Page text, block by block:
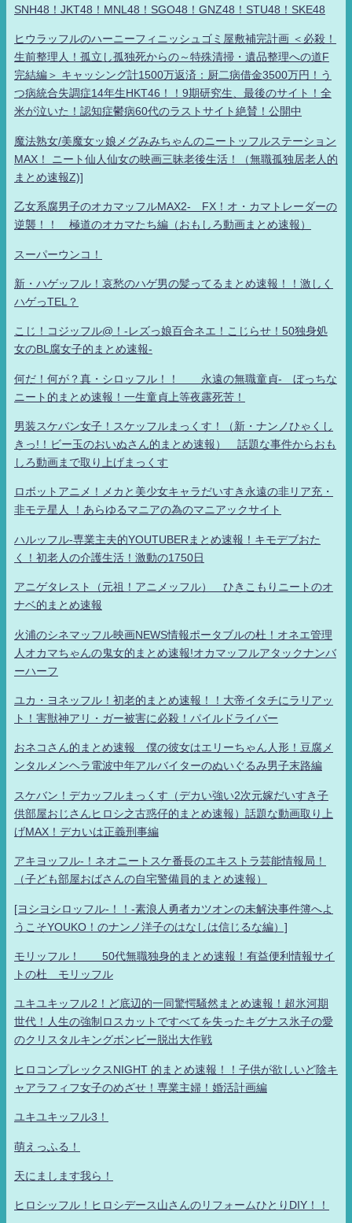
SNH48！JKT48！MNL48！SGO48！GNZ48！STU48！SKE48
ヒウラッフルのハーニーフィニッシュゴミ屋敷補完計画 ＜必殺！
生前整理人！孤立し孤独死からの～特殊清掃・遺品整理への道F
完結編＞ キャッシング計1500万返済：厨二病借金3500万円！う
つ病統合失調症14年生HKT46！！9期研究生、最後のサイト！全
米が泣いた！認知症鬱病60代のラストサイト絶賛！公開中
魔法熟女/美魔女ッ娘メグみみちゃんのニートッフルステーション
MAX！ ニート仙人仙女の映画三昧老後生活！（無職孤独居老人的
まとめ速報Z)]
乙女系腐男子のオカマッフルMAX2- FX！オ・カマトレーダーの
逆襲！！ 極道のオカマたち編（おもしろ動画まとめ速報）
スーパーウンコ！
新・ハゲッフル！哀愁のハゲ男の髪ってるまとめ速報！！激しく
ハゲっTEL？
こじ！コジッフル@！-レズっ娘百合ネエ！こじらせ！50独身処
女のBL腐女子的まとめ速報-
何だ！何が？真・シロッフル！！ 永遠の無職童貞- ぼっちな
ニート的まとめ速報！一生童貞上等夜露死苦！
男装スケバン女子！スケッフルまっくす！（新・ナンノひゃくし
きっ!！ビー玉のおいぬさん的まとめ速報） 話題な事件からおも
しろ動画まで取り上げまっくす
ロボットアニメ！メカと美少女キャラだいすき永遠の非リア充・
非モテ星人 ！あらゆるマニアの為のマニアックサイト
ハルッフル-専業主夫的YOUTUBERまとめ速報！キモデブおた
く！初老人の介護生活！激動の1750日
アニゲタレスト（元祖！アニメッフル） ひきこもりニートのオ
ナベ的まとめ速報
火浦のシネマッフル映画NEWS情報ポータブルの杜！オネエ管理
人オカマちゃんの鬼女的まとめ速報!オカマッフルアタックナンバ
ーハーフ
ユカ・ヨネッフル！初老的まとめ速報！！大帝イタチにラリアッ
ト！害獣神アリ・ガー被害に必殺！パイルドライバー
おネコさん的まとめ速報 僕の彼女はエリーちゃん人形！豆腐メ
ンタルメンヘラ電波中年アルバイターのぬいぐるみ男子末路編
スケバン！デカッフルまっくす（デカい強い2次元嫁だいすき子
供部屋おじさんヒロシ之古惑仔的まとめ速報）話題な動画取り上
げMAX！デカいは正義刑事編
アキヨッフル-！ネオニートスケ番長のエキストラ芸能情報局！
（子ども部屋おばさんの自宅警備員的まとめ速報）
[ヨシヨシロッフル-！！-素浪人勇者カツオンの未解決事件簿へよ
うこそYOUKO！のナンノ洋子のはなしは信じるな編）]
モリッフル！ 50代無職独身的まとめ速報！有益便利情報サイ
トの杜 モリッフル
ユキユキッフル2！ど底辺的一同驚愕騒然まとめ速報！超氷河期
世代！人生の強制ロスカットですべてを失ったキグナス氷子の愛
のクリスタルキングボンビー脱出大作戦
ヒロコンプレックスNIGHT 的まとめ速報！！子供が欲しいど陰キ
ャアラフィフ女子のめざせ！専業主婦！婚活計画編
ユキユキッフル3！
萌えっふる！
天にまします我ら！
ヒロシッフル！ヒロシデース山さんのリフォームひとりDIY！！